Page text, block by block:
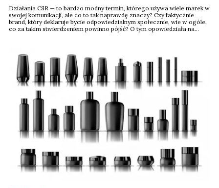
Działania CSR — to bardzo modny termin, którego używa wiele marek w
swojej komunikacji, ale co to tak naprawdę znaczy? Czy faktycznie
brand, który deklaruje bycie odpowiedzialnym społecznie, wie w ogóle,
co za takim stwierdzeniem powinno pójść? O tym opowiedziała na